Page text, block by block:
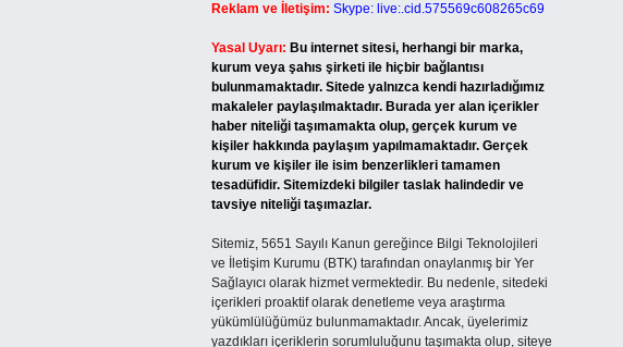
Reklam ve İletişim: Skype: live:.cid.575569c608265c69
Yasal Uyarı: Bu internet sitesi, herhangi bir marka,
kurum veya şahıs şirketi ile hiçbir bağlantısı
bulunmamaktadır. Sitede yalnızca kendi hazırladığımız
makaleler paylaşılmaktadır. Burada yer alan içerikler
haber niteliği taşımamakta olup, gerçek kurum ve
kişiler hakkında paylaşım yapılmamaktadır. Gerçek
kurum ve kişiler ile isim benzerlikleri tamamen
tesadüfidir. Sitemizdeki bilgiler taslak halindedir ve
tavsiye niteliği taşımazlar.
Sitemiz, 5651 Sayılı Kanun gereğince Bilgi Teknolojileri
ve İletişim Kurumu (BTK) tarafından onaylanmış bir Yer
Sağlayıcı olarak hizmet vermektedir. Bu nedenle, sitedeki
içerikleri proaktif olarak denetleme veya araştırma
yükümlülüğümüz bulunmamaktadır. Ancak, üyelerimiz
yazdıkları içeriklerin sorumluluğunu taşımakta olup, siteye